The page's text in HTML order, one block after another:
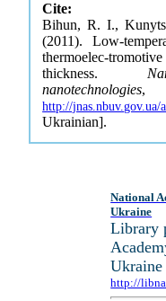
Cite:
Bihun, R. I.,
(2011). Low-
thermoelec-
thickness.
nanotechnologies
http://
Ukrainian].
National
Ukraine
Library
http://